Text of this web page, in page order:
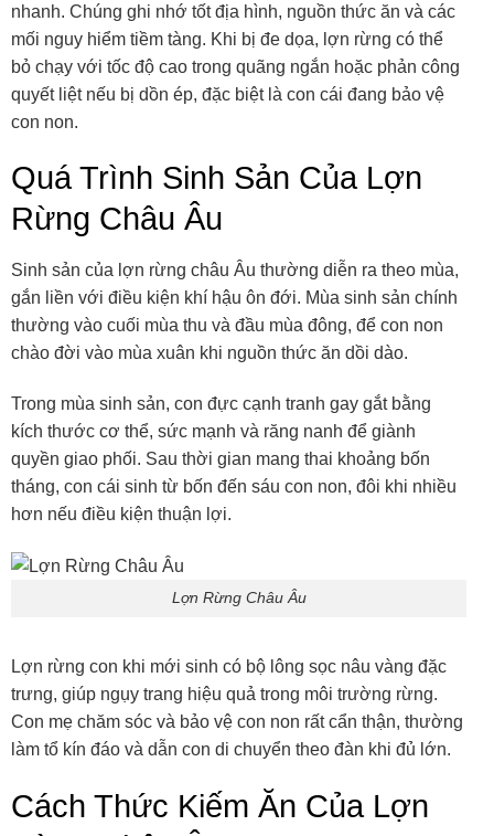
nhanh. Chúng ghi nhớ tốt địa hình, nguồn thức ăn và các
mối nguy hiểm tiềm tàng. Khi bị đe dọa, lợn rừng có thể
bỏ chạy với tốc độ cao trong quãng ngắn hoặc phản công
quyết liệt nếu bị dồn ép, đặc biệt là con cái đang bảo vệ
con non.
Quá Trình Sinh Sản Của Lợn
Rừng Châu Âu
Sinh sản của lợn rừng châu Âu thường diễn ra theo mùa,
gắn liền với điều kiện khí hậu ôn đới. Mùa sinh sản chính
thường vào cuối mùa thu và đầu mùa đông, để con non
chào đời vào mùa xuân khi nguồn thức ăn dồi dào.
Trong mùa sinh sản, con đực cạnh tranh gay gắt bằng
kích thước cơ thể, sức mạnh và răng nanh để giành
quyền giao phối. Sau thời gian mang thai khoảng bốn
tháng, con cái sinh từ bốn đến sáu con non, đôi khi nhiều
hơn nếu điều kiện thuận lợi.
Lợn Rừng Châu Âu
Lợn rừng con khi mới sinh có bộ lông sọc nâu vàng đặc
trưng, giúp ngụy trang hiệu quả trong môi trường rừng.
Con mẹ chăm sóc và bảo vệ con non rất cẩn thận, thường
làm tổ kín đáo và dẫn con di chuyển theo đàn khi đủ lớn.
Cách Thức Kiếm Ăn Của Lợn